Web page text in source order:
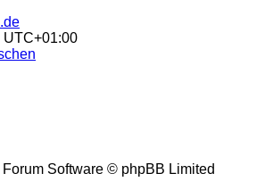
UTC+01:00
Software © phpBB Limited